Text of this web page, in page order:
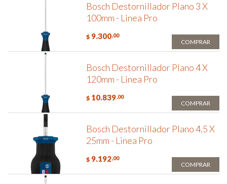
Bosch Destornillador Plano 3 X
100mm - Linea Pro
$ 9.300,00
COMPRAR
Bosch Destornillador Plano 4 X
120mm - Linea Pro
$ 10.839,00
COMPRAR
Bosch Destornillador Plano 4.5 X
25mm - Linea Pro
$ 9.192,00
COMPRAR